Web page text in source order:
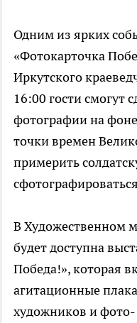
Одним из ярких
«Фотокарточка
Иркутского
16:00 гости смогут
фотографии на
точки времен
примерить
В Художественном
будет доступна
Победа!», которая
агитационные
художников и